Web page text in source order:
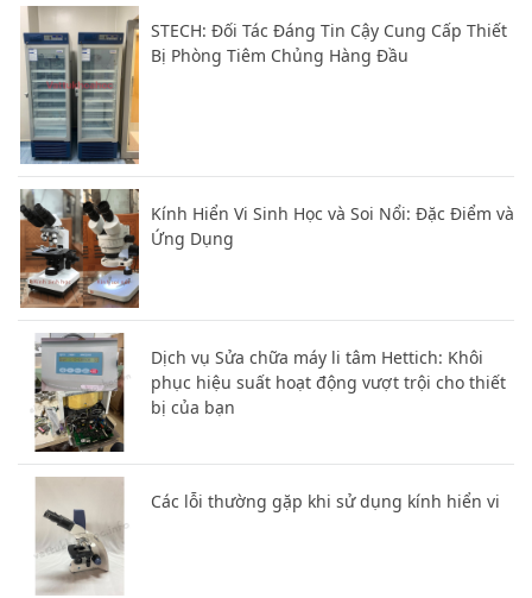
STECH: Đối Tác Đáng Tin Cậy Cung Cấp Thiết
Bị Phòng Tiêm Chủng Hàng Đầu
Kính Hiển Vi Sinh Học và Soi Nổi: Đặc Điểm và
Ứng Dụng
Dịch vụ Sửa chữa máy li tâm Hettich: Khôi
phục hiệu suất hoạt động vượt trội cho thiết
bị của bạn
Các lỗi thường gặp khi sử dụng kính hiển vi